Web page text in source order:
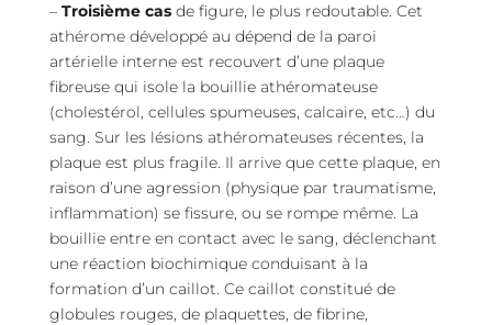
– Troisième casde figure, le plus redoutable. Cet
athérome développé au dépend de la paroi
artérielle interne est recouvert d’une plaque
fibreuse qui isole la bouillie athéromateuse
(cholestérol, cellules spumeuses, calcaire, etc…) du
sang. Sur les lésions athéromateuses récentes, la
plaque est plus fragile. Il arrive que cette plaque, en
raison d’une agression (physique par traumatisme,
inflammation) se fissure, ou se rompe même. La
bouillie entre en contact avec le sang, déclenchant
une réaction biochimique conduisant à la
formation d’un caillot. Ce caillot constitué de
globules rouges, de plaquettes, de fibrine,